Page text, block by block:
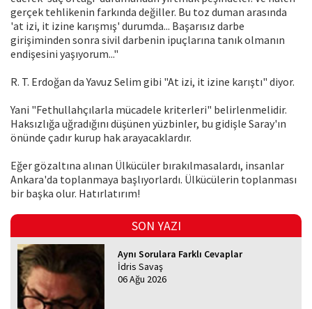
gerçek tehlikenin farkında değiller. Bu toz duman arasında
'at izi, it izine karışmış' durumda... Başarısız darbe
girişiminden sonra sivil darbenin ipuçlarına tanık olmanın
endişesini yaşıyorum..."
R. T. Erdoğan da Yavuz Selim gibi "At izi, it izine karıştı" diyor.
Yani "Fethullahçılarla mücadele kriterleri" belirlenmelidir.
Haksızlığa uğradığını düşünen yüzbinler, bu gidişle Saray'ın
önünde çadır kurup hak arayacaklardır.
Eğer gözaltına alınan Ülkücüler bırakılmasalardı, insanlar
Ankara'da toplanmaya başlıyorlardı. Ülkücülerin toplanması
bir başka olur. Hatırlatırım!
SON YAZI
Aynı Sorulara Farklı Cevaplar
İdris Savaş
06 Ağu 2026